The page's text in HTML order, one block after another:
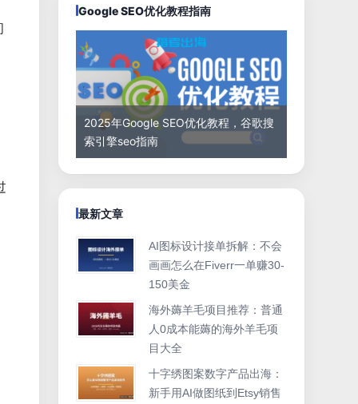
Google SEO优化教程指南
2025年Google SEO优化教程，谷歌搜
索引擎seo指南
最新文章
AI图标设计接单拆解：不会
画画怎么在Fiverr一单赚30-
150美金
海外薅羊毛项目推荐：普通
人0成本能薅的海外羊毛项
目大全
十字绣图案数字产品出海：
新手用AI做图纸到Etsy销售